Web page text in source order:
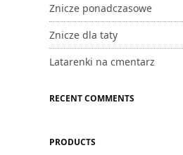
Znicze ponadczasowe
Znicze dla taty
Latarenki na cmentarz
RECENT COMMENTS
PRODUCTS